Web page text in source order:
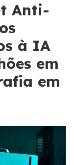
Anti-
à IA
em
em